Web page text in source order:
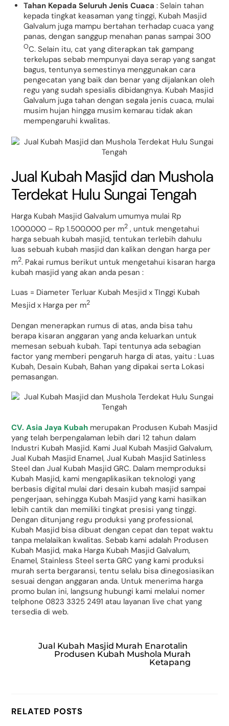
Tahan Kepada Seluruh Jenis Cuaca : Selain tahan
kepada tingkat keasaman yang tinggi, Kubah Masjid
Galvalum juga mampu bertahan terhadap cuaca yang
panas, dengan sanggup menahan panas sampai 300
OC. Selain itu, cat yang diterapkan tak gampang
terkelupas sebab mempunyai daya serap yang sangat
bagus, tentunya semestinya menggunakan cara
pengecatan yang baik dan benar yang dijalankan oleh
regu yang sudah spesialis dibidangnya. Kubah Masjid
Galvalum juga tahan dengan segala jenis cuaca, mulai
musim hujan hingga musim kemarau tidak akan
mempengaruhi kwalitas.
Jual Kubah Masjid dan Mushola
Terdekat Hulu Sungai Tengah
Harga Kubah Masjid Galvalum umumya mulai Rp
1.000.000 – Rp 1.500.000 per m2 , untuk mengetahui
harga sebuah kubah masjid, tentukan terlebih dahulu
luas sebuah kubah masjid dan kalikan dengan harga per
m2. Pakai rumus berikut untuk mengetahui kisaran harga
kubah masjid yang akan anda pesan :
Luas = Diameter Terluar Kubah Mesjid x TInggi Kubah
Mesjid x Harga per m2
Dengan menerapkan rumus di atas, anda bisa tahu
berapa kisaran anggaran yang anda keluarkan untuk
memesan sebuah kubah. Tapi tentunya ada sebagian
factor yang memberi pengaruh harga di atas, yaitu : Luas
Kubah, Desain Kubah, Bahan yang dipakai serta Lokasi
pemasangan.
CV. Asia Jaya Kubah merupakan Produsen Kubah Masjid
yang telah berpengalaman lebih dari 12 tahun dalam
Industri Kubah Masjid. Kami Jual Kubah Masjid Galvalum,
Jual Kubah Masjid Enamel, Jual Kubah Masjid Satinless
Steel dan Jual Kubah Masjid GRC. Dalam memproduksi
Kubah Masjid, kami mengaplikasikan teknologi yang
berbasis digital mulai dari desain kubah masjid sampai
pengerjaan, sehingga Kubah Masjid yang kami hasilkan
lebih cantik dan memiliki tingkat presisi yang tinggi.
Dengan ditunjang regu produksi yang professional,
Kubah Masjid bisa dibuat dengan cepat dan tepat waktu
tanpa melalaikan kwalitas. Sebab kami adalah Produsen
Kubah Masjid, maka Harga Kubah Masjid Galvalum,
Enamel, Stainless Steel serta GRC yang kami produksi
murah serta bergaransi, tentu selalu bisa dinegosiasikan
sesuai dengan anggaran anda. Untuk menerima harga
promo bulan ini, langsung hubungi kami melalui nomer
telphone 0823 3325 2491 atau layanan live chat yang
tersedia di web.
Jual Kubah Masjid Murah Enarotalin
Produsen Kubah Mushola Murah
Ketapang
RELATED POSTS